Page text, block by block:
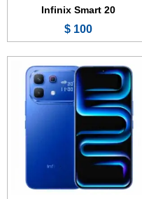
Infinix Smart 20
100 $
الشاشة:6.78 بوصة - 120 هرتز - AMOLED
الذاكرة:128 أو 256 جيجابايت
الرام:8 جيجابايت
الكاميرا:50 + 0.8 ميجابكسل
المعالج:Mediatek Dimensity 7100
البطارية والشحن السريع:
عرض الموصفات ←